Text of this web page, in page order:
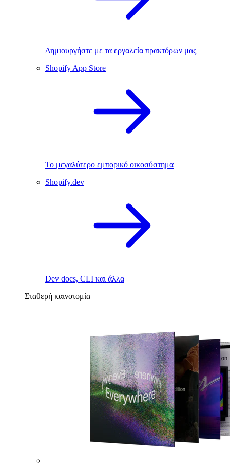
Δημιουργήστε με τα εργαλεία πρακτόρων μας
Shopify App Store
Το μεγαλύτερο εμπορικό οικοσύστημα
Shopify.dev
Dev docs, CLI και άλλα
Σταθερή καινοτομία